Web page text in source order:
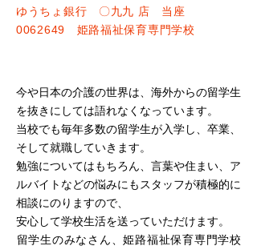
ゆうちょ銀行 〇九九 店 当座
0062649 姫路福祉保育専門学校
今や日本の介護の世界は、海外からの留学生
を抜きにしては語れなくなっています。
当校でも毎年多数の留学生が入学し、卒業、
そして就職していきます。
勉強についてはもちろん、言葉や住まい、ア
ルバイトなどの悩みにもスタッフが積極的に
相談にのりますので、
安心して学校生活を送っていただけます。
​留学生のみなさん、姫路福祉保育専門学校